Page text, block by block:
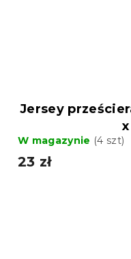
Jersey
W magazynie (4 szt)
23 zł